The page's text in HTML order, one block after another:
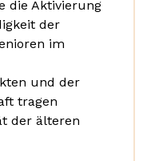
die Aktivierung
der
im
und der
tragen
der älteren